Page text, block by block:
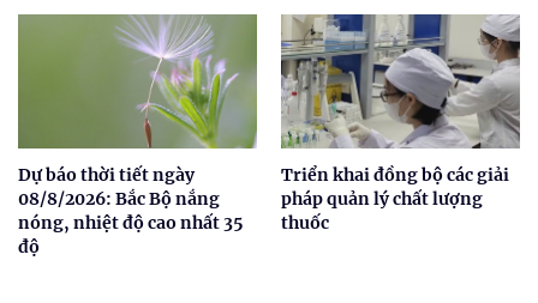
Dự báo thời tiết ngày
08/8/2026: Bắc Bộ nắng
nóng, nhiệt độ cao nhất 35
độ
Triển khai đồng bộ các giải
pháp quản lý chất lượng
thuốc